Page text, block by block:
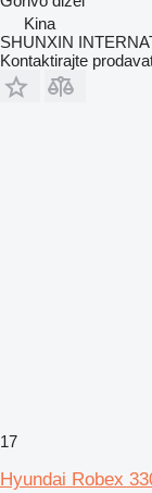
Kina
SHUNXIN
Kontaktirajte
17
Hyundai Robex